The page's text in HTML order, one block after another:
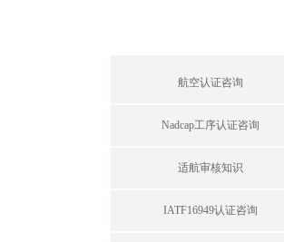
航空认证咨询
Nadcap工序认证咨询
适航审核知识
IATF16949认证咨询